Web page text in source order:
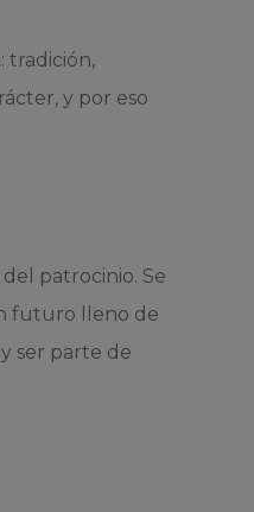
tradición,
y por eso
del patrocinio. Se
futuro lleno de
ser parte de